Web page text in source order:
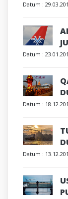
Datum :
Datum :
Datum :
Datum :